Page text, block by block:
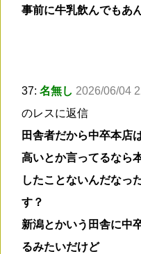
事前に牛乳飲んでもあ
37: 名無し 2026/06/04
のレスに返信
田舎者だから中卒本店
高いとか言ってるなら
したことないんだなっ
す？
新潟とかいう田舎に中
るみたいだけど